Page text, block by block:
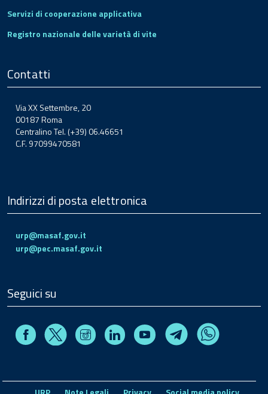
Servizi di cooperazione applicativa
Registro nazionale delle varietà di vite
Contatti
Via XX Settembre, 20
00187 Roma
Centralino Tel. (+39) 06.46651
C.F. 97099470581
Indirizzi di posta elettronica
urp@masaf.gov.it
urp@pec.masaf.gov.it
Seguici su
FacebookX InstagramLinkedin Youtube TelegramWhatsapp